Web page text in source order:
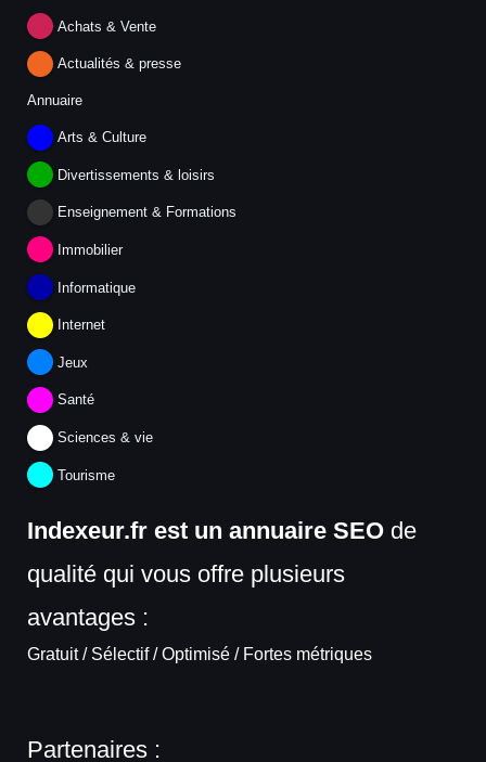
Achats & Vente
Actualités & presse
Annuaire
Arts & Culture
Divertissements & loisirs
Enseignement & Formations
Immobilier
Informatique
Internet
Jeux
Santé
Sciences & vie
Tourisme
Indexeur.fr est un annuaire SEO de
qualité qui vous offre plusieurs
avantages :
Gratuit / Sélectif / Optimisé / Fortes métriques
Partenaires :